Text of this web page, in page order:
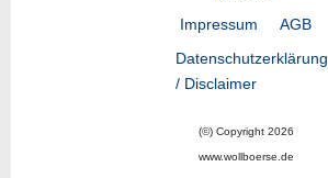
Impressum
AGB
Datenschutzerklärung
/ Disclaimer
(©) Copyright 2026
www.wollboerse.de